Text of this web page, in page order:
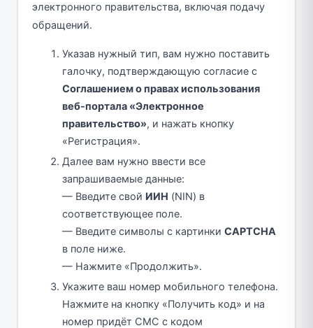
электронного правительства, включая подачу
обращений.
Указав нужный тип, вам нужно поставить
галочку, подтверждающую согласие с
Соглашением о правах использования
веб-портала «Электронное
правительство», и нажать кнопку
«Регистрация».
Далее вам нужно ввести все
запрашиваемые данные:
— Введите свой ИИН (NIN) в
соответствующее поле.
— Введите символы с картинки CAPTCHA
в поле ниже.
— Нажмите «Продолжить».
Укажите ваш номер мобильного телефона.
Нажмите на кнопку «Получить код» и на
номер придёт СМС с кодом